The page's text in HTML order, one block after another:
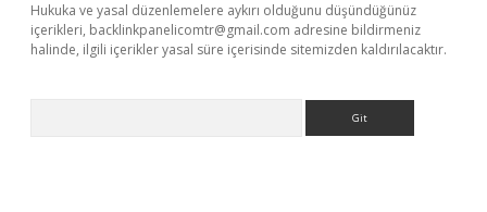
Hukuka ve yasal düzenlemelere aykırı olduğunu düşündüğünüz
içerikleri, backlinkpanelicomtr@gmail.com adresine bildirmeniz
halinde, ilgili içerikler yasal süre içerisinde sitemizden kaldırılacaktır.